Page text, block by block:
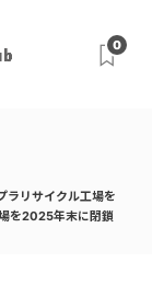
0
ラリサイクル工場を
を2025年末に閉鎖